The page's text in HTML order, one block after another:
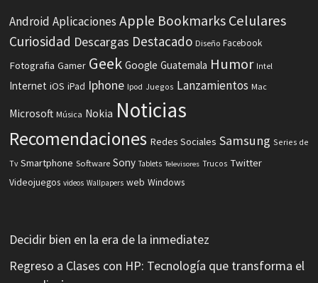
Android Aplicaciones Apple Bookmarks Celulares
Curiosidad Descargas Destacado Diseño Facebook
Fotografia Gamer Geek Google Guatemala Humor Intel
Internet iOS iPad Iphone Ipod Juegos Lanzamientos Mac
Microsoft Música Nokia Noticias
Recomendaciones Redes Sociales Samsung Series de
Tv Smartphone Software Sony Tablets Televisores Trucos Twitter
Videojuegos videos Wallpapers web Windows
Decidir bien en la era de la inmediatez
Regreso a Clases con HP: Tecnología que transforma el